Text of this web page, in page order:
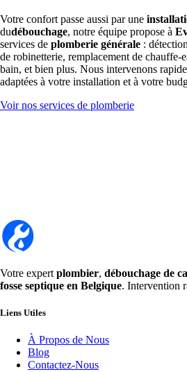
Votre confort passe aussi par une
dudébouchage, notre équipe propose à
services de plomberie générale :
de robinetterie, remplacement de chauffe-
bain, et bien plus. Nous intervenons
adaptées à votre installation et à votre
Voir nos services de plomberie
Votre expert plombier, débouchage de
fosse septique en Belgique. Intervention
Liens Utiles
À Propos de Nous
Blog
Contactez-Nous